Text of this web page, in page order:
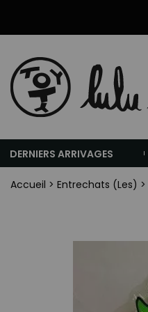
DERNIERS ARRIVAGES
Accueil > Entrechats (Les) >